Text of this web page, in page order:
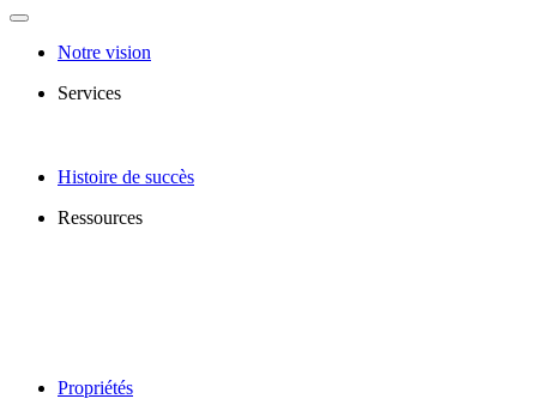
Notre vision
Services
Histoire de succès
Ressources
Propriétés